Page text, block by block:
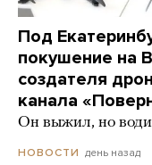
Под
покушение на
создателя
канала
Он выжил, но
НОВОСТИ день назад